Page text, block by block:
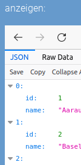
anzeigen: